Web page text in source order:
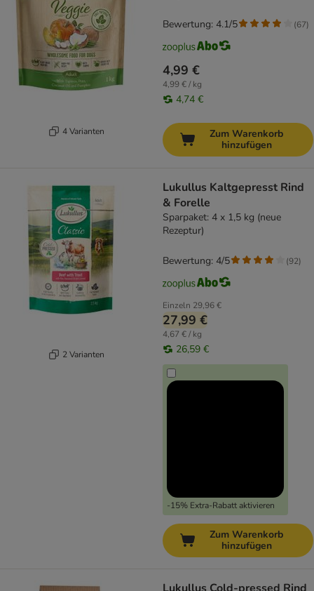
4 Varianten
4,99 €
4,99 € / kg
4,74 €
Bewertung: 4.1/5 (67)
Zum Warenkorb
hinzufügen
2 Varianten
Lukullus Kaltgepresst Rind
& Forelle
Sparpaket: 4 x 1,5 kg (neue
Rezeptur)
Einzeln 29,96 €
27,99 €
4,67 € / kg
26,59 €
-15% Extra-Rabatt aktivieren
Bewertung: 4/5 (92)
Zum Warenkorb
hinzufügen